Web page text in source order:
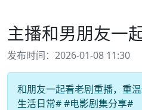
主播和男朋友一
发布时间：2026-01-08 11:30
和朋友一起看老剧重播，重
生活日常# #电影剧集分享#